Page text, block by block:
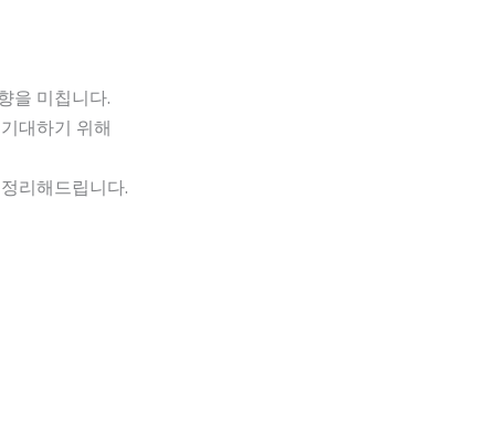
을 미칩니다.
대하기 위해
리해드립니다.